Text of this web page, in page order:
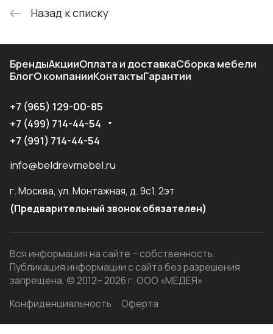
Назад к списку
БрендыАкцииОплата и доставкаСборка мебели
БлогО компанииКонтактыГарантии
+7 (965) 129-00-85
+7 (499) 714-44-54
+7 (991) 714-44-54
info@beldrevmebel.ru
г. Москва, ул. Монтажная, д. 9с1, 2эт
(Предварительный звонок обязателен)
Вся информация на сайте – собственность.
Публикация информации с сайта без разрешения
запрещена. © 2012– 2026 г. ООО «МЕДЕЯ»
Конфиденциальность
Оферта